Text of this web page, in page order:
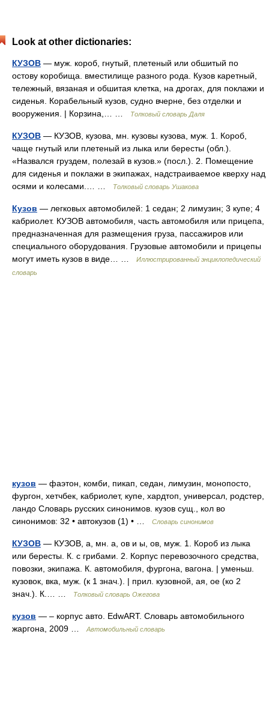
Look at other dictionaries:
КУЗОВ — муж. короб, гнутый, плетеный или обшитый по
остову коробища. вместилище разного рода. Кузов каретный,
тележный, вязаная и обшитая клетка, на дрогах, для поклажи и
сиденья. Корабельный кузов, судно вчерне, без отделки и
вооружения. | Корзина,… …
Толковый словарь Даля
КУЗОВ — КУЗОВ, кузова, мн. кузовы кузова, муж. 1. Короб,
чаще гнутый или плетеный из лыка или бересты (обл.).
«Назвался груздем, полезай в кузов.» (посл.). 2. Помещение
для сиденья и поклажи в экипажах, надстраиваемое кверху над
осями и колесами.… …
Толковый словарь Ушакова
Кузов — легковых автомобилей: 1 седан; 2 лимузин; 3 купе; 4
кабриолет. КУЗОВ автомобиля, часть автомобиля или прицепа,
предназначенная для размещения груза, пассажиров или
специального оборудования. Грузовые автомобили и прицепы
могут иметь кузов в виде… …
Иллюстрированный энциклопедический
словарь
кузов — фаэтон, комби, пикап, седан, лимузин, монопосто,
фургон, хетчбек, кабриолет, купе, хардтоп, универсал, родстер,
ландо Словарь русских синонимов. кузов сущ., кол во
синонимов: 32 • автокузов (1) • …
Словарь синонимов
КУЗОВ — КУЗОВ, а, мн. а, ов и ы, ов, муж. 1. Короб из лыка
или бересты. К. с грибами. 2. Корпус перевозочного средства,
повозки, экипажа. К. автомобиля, фургона, вагона. | уменьш.
кузовок, вка, муж. (к 1 знач.). | прил. кузовной, ая, ое (ко 2
знач.). К.… …
Толковый словарь Ожегова
кузов — – корпус авто. EdwART. Словарь автомобильного
жаргона, 2009 …
Автомобильный словарь